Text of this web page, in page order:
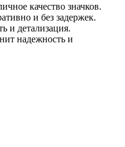
качество значков.
и без задержек.
и детализация.
надежность и